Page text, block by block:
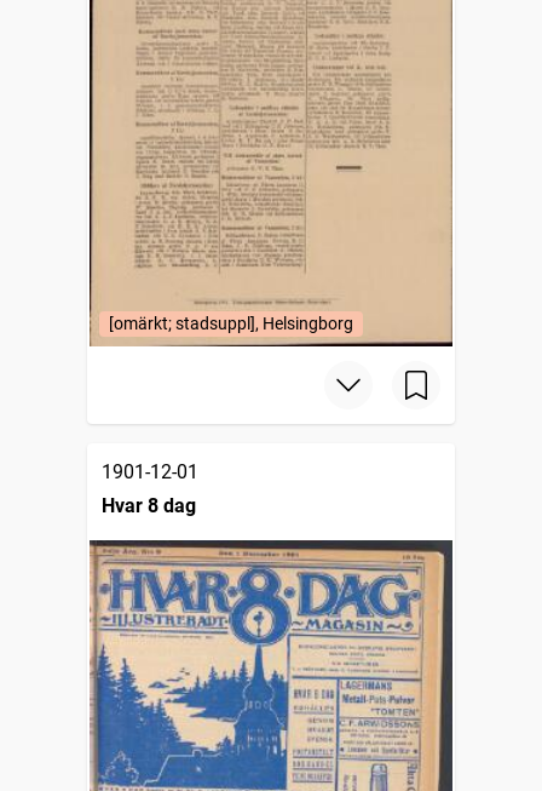
[omärkt; stadsuppl], Helsingborg
1901-12-01
Hvar 8 dag